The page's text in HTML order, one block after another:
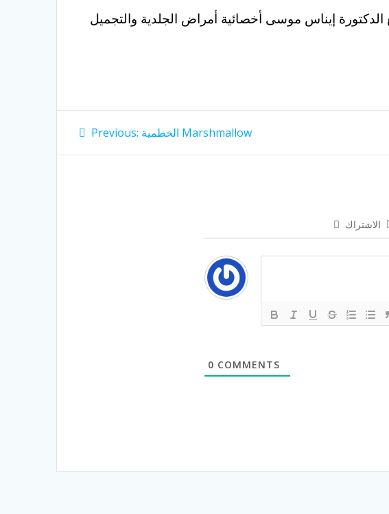
Post
navigation
Previous: Previousالخطمية Marshmallow
الاشتراك
0 COMMENTS